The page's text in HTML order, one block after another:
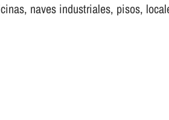
naves industriales, pisos,